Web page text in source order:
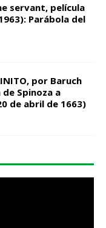
servant, película
Parábola del
por Baruch
Spinoza a
de abril de 1663)